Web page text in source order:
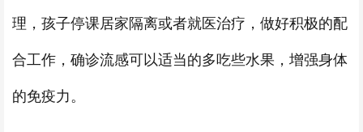
理，孩子停课居家隔离或者就医治疗，做好积极的配
合工作，确诊流感可以适当的多吃些水果，增强身体
的免疫力。